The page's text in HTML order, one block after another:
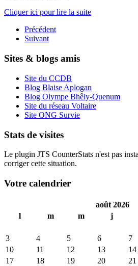
Cliquer ici pour lire la suite
Précédent
Suivant
Sites & blogs amis
Site du CCDB
Blog Blaise Aplogan
Blog Olympe Bhêly-Quenum
Site du réseau Voltaire
Site ONG Survie
Stats de visites
Le plugin JTS CounterStats n'est pas
corriger cette situation.
Votre calendrier
août 2026
l
m m j
3
4 5 6 7
10
11 12 13 14
17
18 19 20 21